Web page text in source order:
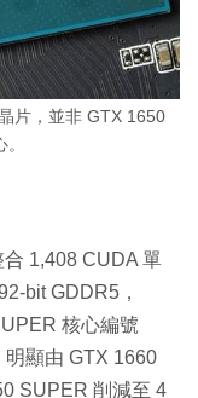
片，並非 GTX 1650
1,408 CUDA 單
bit GDDR5，
核心編號
顯由 GTX 1660
SUPER 削減至 4